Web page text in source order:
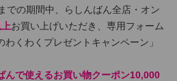
での期間中、らしんばん全店・オン
お買い上げいただき、専用フォーム
くわくプレゼントキャンペーン」
んで使えるお買い物クーポン10,000